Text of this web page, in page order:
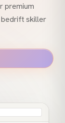
premium
bedrift skiller